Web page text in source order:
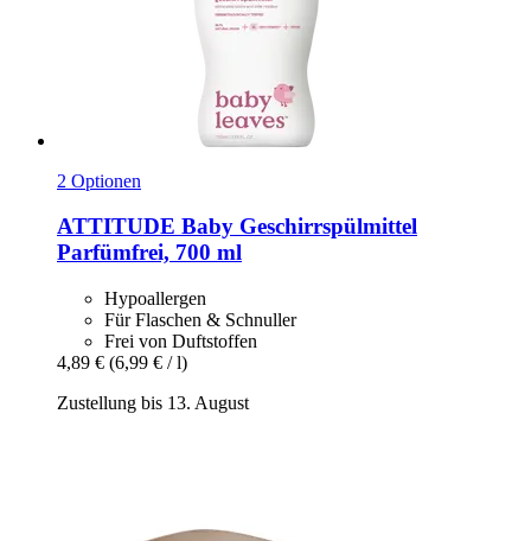
2 Optionen
ATTITUDE Baby Geschirrspülmittel
Parfümfrei, 700 ml
Hypoallergen
Für Flaschen & Schnuller
Frei von Duftstoffen
4,89 € (6,99 € / l)
Zustellung bis 13. August